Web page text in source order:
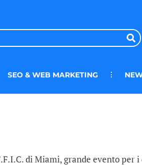
SEO & WEB MARKETING
di Miami, grande evento per